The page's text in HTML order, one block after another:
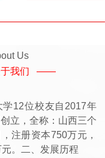
我们 ——
Us
12位校友自2017年
立，全称：山西三个
注册资本750万元，
。二、发展历程